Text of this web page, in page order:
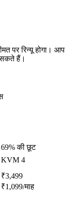
पर रिन्यू होगा। आप
सकते हैं।
69% की छूट
KVM 4
₹3,499
₹1,099/माह